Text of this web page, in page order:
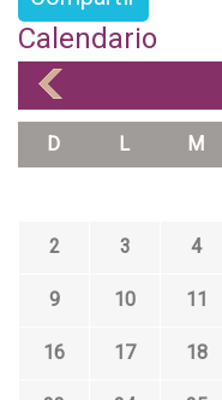
Calendario
D L M
2 3 4
9 10 11
16 17 18